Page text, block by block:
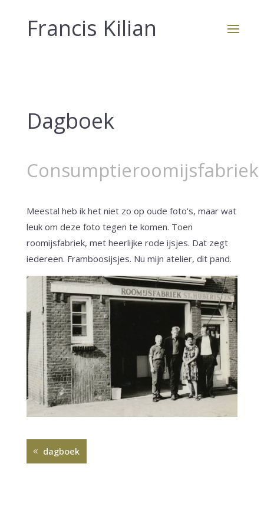
Francis Kilian
Dagboek
Consumptieroomijsfabriek
Meestal heb ik het niet zo op oude foto's, maar wat
leuk om deze foto tegen te komen. Toen
roomijsfabriek, met heerlijke rode ijsjes. Dat zegt
iedereen. Framboosijsjes. Nu mijn atelier, dit pand.
dagboek